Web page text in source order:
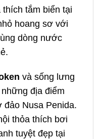
thích tắm biển tại
hoang sơ với
dòng nước
và sống lưng
địa điểm
đảo Nusa Penida.
thỏa thích bơi
tuyệt đẹp tại